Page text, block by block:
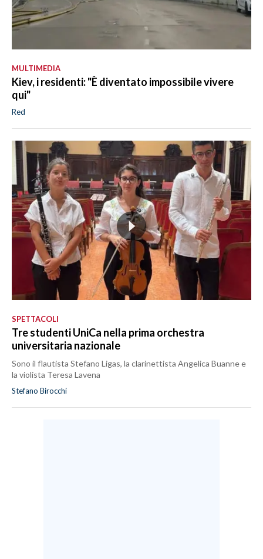
MULTIMEDIA
Kiev, i residenti: "È diventato impossibile vivere
qui"
Red
SPETTACOLI
Tre studenti UniCa nella prima orchestra
universitaria nazionale
Sono il flautista Stefano Ligas, la clarinettista Angelica Buanne e
la violista Teresa Lavena
Stefano Birocchi